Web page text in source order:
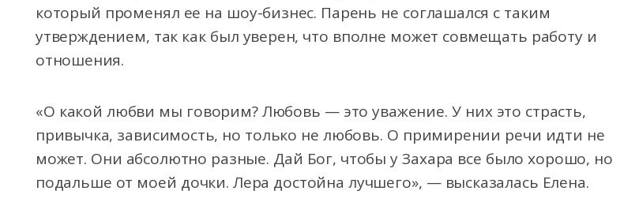
который променял ее на шоу-бизнес. Парень не соглашался с таким
утверждением, так как был уверен, что вполне может совмещать работу и
отношения.
«О какой любви мы говорим? Любовь — это уважение. У них это страсть,
привычка, зависимость, но только не любовь. О примирении речи идти не
может. Они абсолютно разные. Дай Бог, чтобы у Захара все было хорошо, но
подальше от моей дочки. Лера достойна лучшего», — высказалась Елена.